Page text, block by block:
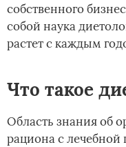
собственного
собой наука
растет с каждым
Что такое
Область знания об
рациона с